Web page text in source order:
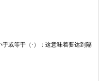
或等于（·）；这意味着要达到隔